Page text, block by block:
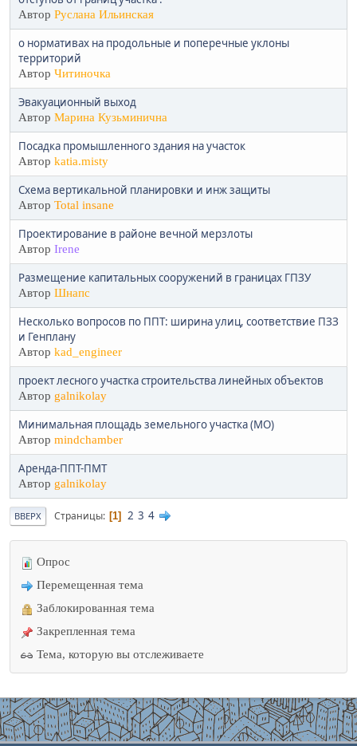
Автор Руслана Ильинская
о нормативах на продольные и поперечные уклоны
территорий
Автор Читиночка
Эвакуационный выход
Автор Марина Кузьминична
Посадка промышленного здания на участок
Автор katia.misty
Схема вертикальной планировки и инж защиты
Автор Total insane
Проектирование в районе вечной мерзлоты
Автор Irene
Размещение капитальных сооружений в границах ГПЗУ
Автор Шнапс
Несколько вопросов по ППТ: ширина улиц, соответствие ПЗЗ
и Генплану
Автор kad_engineer
проект лесного участка строительства линейных объектов
Автор galnikolay
Минимальная площадь земельного участка (МО)
Автор mindchamber
Аренда-ППТ-ПМТ
Автор galnikolay
ВВЕРХ Страницы 1 2 3 4
Опрос
Перемещенная тема
Заблокированная тема
Закрепленная тема
Тема, которую вы отслеживаете